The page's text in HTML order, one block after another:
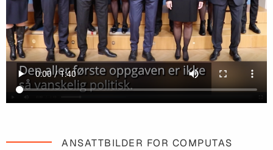
ANSATTBILDER FOR COMPUTAS